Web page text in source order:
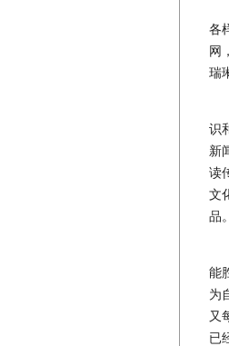
各
网
瑞
识
新
读
文
品。
能
为
又
已